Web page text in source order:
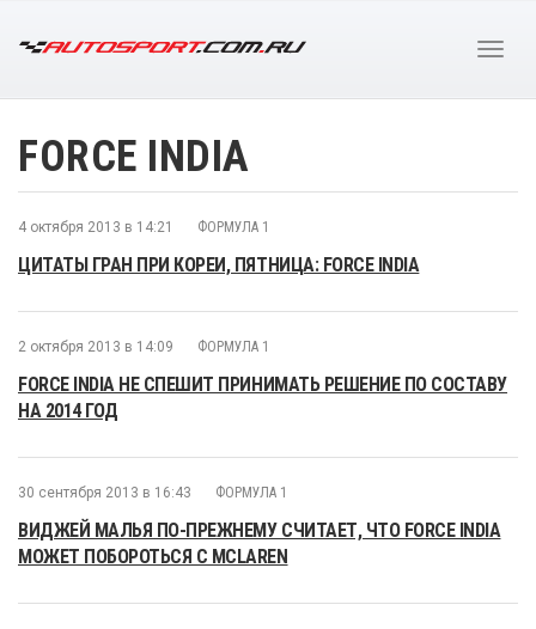
FORCE INDIA
4 октября 2013 в 14:21 ФОРМУЛА 1
ЦИТАТЫ ГРАН ПРИ КОРЕИ, ПЯТНИЦА: FORCE INDIA
2 октября 2013 в 14:09 ФОРМУЛА 1
FORCE INDIA НЕ СПЕШИТ ПРИНИМАТЬ РЕШЕНИЕ ПО СОСТАВУ
НА 2014 ГОД
30 сентября 2013 в 16:43 ФОРМУЛА 1
ВИДЖЕЙ МАЛЬЯ ПО-ПРЕЖНЕМУ СЧИТАЕТ, ЧТО FORCE INDIA
МОЖЕТ ПОБОРОТЬСЯ С MCLAREN